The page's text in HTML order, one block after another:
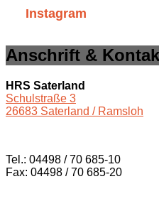
Instagram
Anschrift &
HRS Saterland
Schulstraße 3
26683 Saterland / Ramsloh
Tel.: 04498 / 70 685-10
Fax: 04498 / 70 685-20